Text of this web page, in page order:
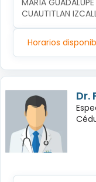
CUAUTITLAN
Horarios
Dr.